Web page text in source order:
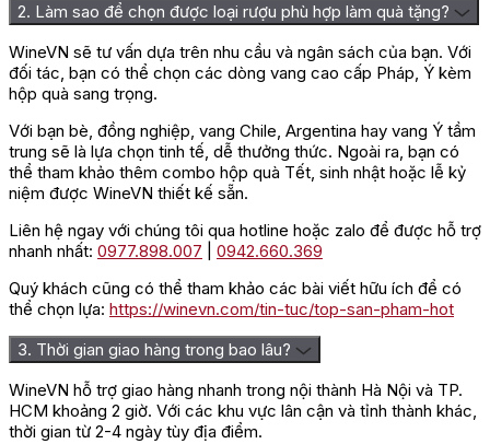
2. Làm sao để chọn được loại rượu phù hợp làm quà tặng?
WineVN sẽ tư vấn dựa trên nhu cầu và ngân sách của bạn. Với
đối tác, bạn có thể chọn các dòng vang cao cấp Pháp, Ý kèm
hộp quà sang trọng.
Với bạn bè, đồng nghiệp, vang Chile, Argentina hay vang Ý tầm
trung sẽ là lựa chọn tinh tế, dễ thưởng thức. Ngoài ra, bạn có
thể tham khảo thêm combo hộp quà Tết, sinh nhật hoặc lễ kỷ
niệm được WineVN thiết kế sẵn.
Liên hệ ngay với chúng tôi qua hotline hoặc zalo để được hỗ trợ
nhanh nhất: 0977.898.007
0942.660.369
Quý khách cũng có thể tham khảo các bài viết hữu ích để có
thể chọn lựa: https://winevn.com/tin-tuc/top-san-pham-hot
3. Thời gian giao hàng trong bao lâu?
WineVN hỗ trợ giao hàng nhanh trong nội thành Hà Nội và TP.
HCM khoảng 2 giờ. Với các khu vực lân cận và tỉnh thành khác,
thời gian từ 2-4 ngày tùy địa điểm.